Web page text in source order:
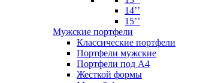
14’’
15’’
Мужские портфели
Классические портфели
Портфели мужские
Портфели под А4
Жесткой формы